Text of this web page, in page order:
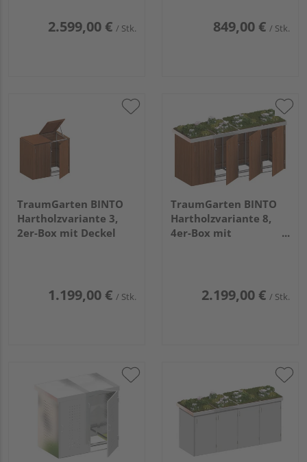
2.599,00 € / Stk. 849,00 € / Stk.
TraumGarten BINTO
Hartholzvariante 3,
2er-Box mit Deckel
1.199,00 € / Stk.
TraumGarten BINTO
Hartholzvariante 8,
4er-Box mit
2.199,00 € / Stk.